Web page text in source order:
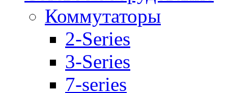
Коммутаторы
2-Series
3-Series
7-series